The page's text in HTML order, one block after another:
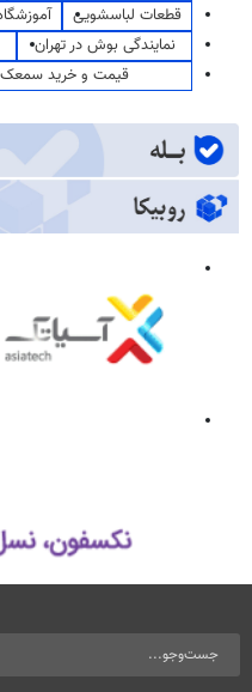
قطعات لباسشویی
نمایندگی بوش در تهران
قیمت و خرید سمعک